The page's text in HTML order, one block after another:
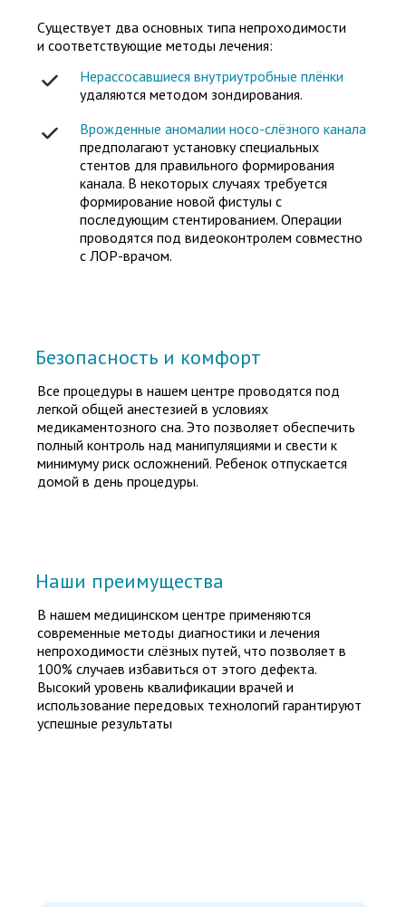
Стариковский
Дмитрий
категории, офтальмохирург
Подробнее
Существует два основных типа непроходимости
и соответствующие методы лечения:
Врожденные аномалии носо-слёзного канала
предполагают установку специальных
стентов для правильного формирования
канала. В некоторых случаях требуется
формирование новой фистулы с
последующим стентированием. Операции
проводятся под видеоконтролем совместно
с ЛОР-врачом.
Нерассосавшиеся внутриутробные плёнки
удаляются методом зондирования.
Безопасность и комфорт
Все процедуры в нашем центре проводятся под
легкой общей анестезией в условиях
медикаментозного сна. Это позволяет обеспечить
полный контроль над манипуляциями и свести к
минимуму риск осложнений. Ребенок отпускается
домой в день процедуры.
Наши преимущества
В нашем медицинском центре применяются
современные методы диагностики и лечения
непроходимости слёзных путей, что позволяет в
100% случаев избавиться от этого дефекта.
Высокий уровень квалификации врачей и
использование передовых технологий гарантируют
успешные результаты